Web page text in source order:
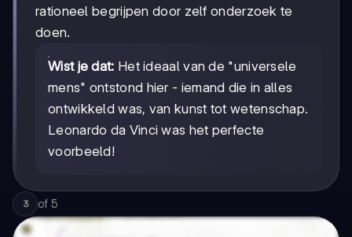
rationeel begrijpen door zelf onderzoek te
doen.
Wist je dat: Het ideaal van de "universele
mens" ontstond hier - iemand die in alles
ontwikkeld was, van kunst tot wetenschap.
Leonardo da Vinci was het perfecte
voorbeeld!
3 of 5